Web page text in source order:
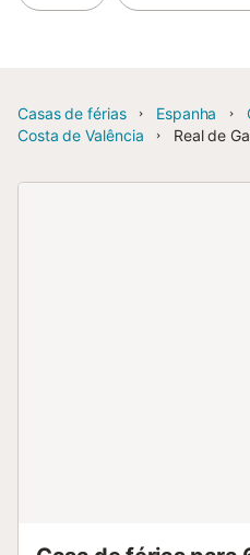
Casas de férias Espanha
Costa de Valência
Real de